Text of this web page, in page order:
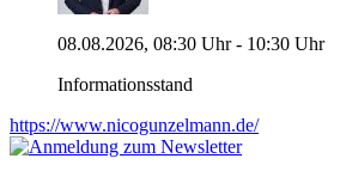
08.08.2026, 08:30 Uhr - 10:30 Uhr
Informationsstand
https://www.nicogunzelmann.de/